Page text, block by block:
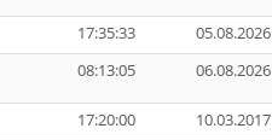
17:35:33
05.08.2026
08:13:05 06.08.2026
17:20:00
10.03.2017